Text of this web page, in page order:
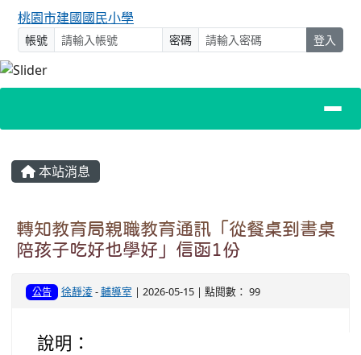
桃園市建國國民小學
帳號 密碼 登入
主內容區域
本站消息
轉知教育局親職教育通訊「從餐桌到書桌
陪孩子吃好也學好」信函1份
公告 徐靜淩-輔導室 | 2026-05-15 | 點閱數： 99
說明：